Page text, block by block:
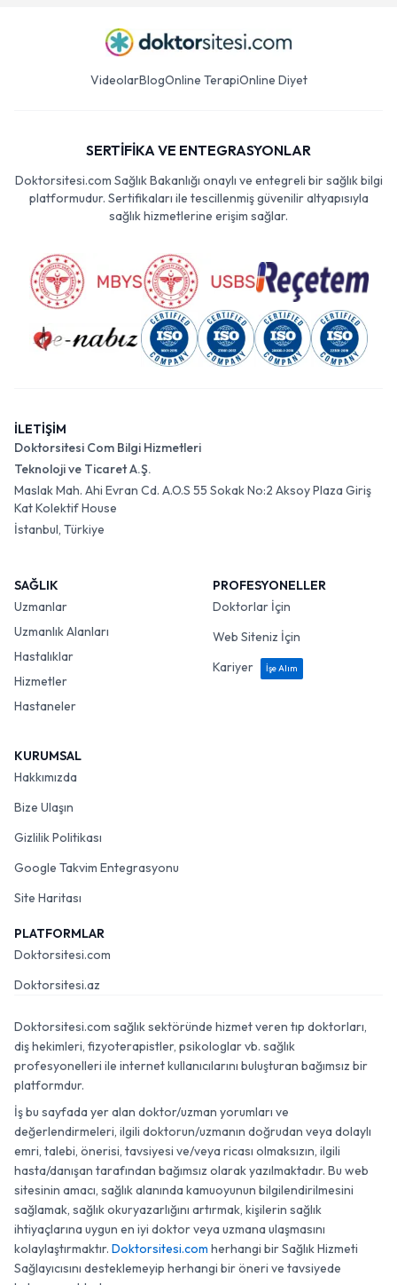
VideolarBlogOnline TerapiOnline Diyet
SERTİFİKA VE ENTEGRASYONLAR
Doktorsitesi.com Sağlık Bakanlığı onaylı ve entegreli bir sağlık bilgi
platformudur. Sertifikaları ile tescillenmiş güvenilir altyapısıyla
sağlık hizmetlerine erişim sağlar.
İLETİŞİM
Doktorsitesi Com Bilgi Hizmetleri
Teknoloji ve Ticaret A.Ş.
Maslak Mah. Ahi Evran Cd. A.O.S 55 Sokak No:2 Aksoy Plaza Giriş
Kat Kolektif House
İstanbul, Türkiye
SAĞLIK
Uzmanlar
Uzmanlık Alanları
Hastalıklar
Hizmetler
Hastaneler
PROFESYONELLER
Doktorlar İçin
Web Siteniz İçin
Kariyer
İşe Alım
KURUMSAL
Hakkımızda
Bize Ulaşın
Gizlilik Politikası
Google Takvim Entegrasyonu
Site Haritası
PLATFORMLAR
Doktorsitesi.com
Doktorsitesi.az
Doktorsitesi.com sağlık sektöründe hizmet veren tıp doktorları,
diş hekimleri, fizyoterapistler, psikologlar vb. sağlık
profesyonelleri ile internet kullanıcılarını buluşturan bağımsız bir
platformdur.
İş bu sayfada yer alan doktor/uzman yorumları ve
değerlendirmeleri, ilgili doktorun/uzmanın doğrudan veya dolaylı
emri, talebi, önerisi, tavsiyesi ve/veya ricası olmaksızın, ilgili
hasta/danışan tarafından bağımsız olarak yazılmaktadır. Bu web
sitesinin amacı, sağlık alanında kamuoyunun bilgilendirilmesini
sağlamak, sağlık okuryazarlığını artırmak, kişilerin sağlık
ihtiyaçlarına uygun en iyi doktor veya uzmana ulaşmasını
kolaylaştırmaktır. Doktorsitesi.com herhangi bir Sağlık Hizmeti
Sağlayıcısını desteklemeyip herhangi bir öneri ve tavsiyede